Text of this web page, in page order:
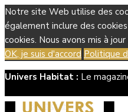
Notre site Web utilise des
également inclure des
cookies. Nous avons mis à
OK, je suis d'accord Politique
Univers Habitat : Le
Boutique